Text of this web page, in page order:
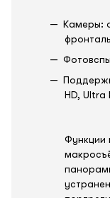
Камеры:
HD, Ultra
Функции